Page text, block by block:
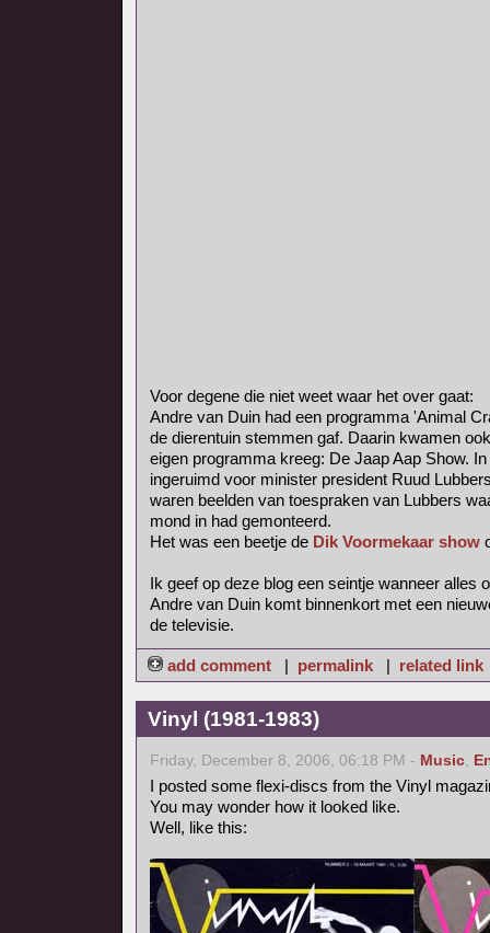
Voor degene die niet weet waar het over gaat:
Andre van Duin had een programma 'Animal
de dierentuin stemmen gaf. Daarin kwamen
eigen programma kreeg: De Jaap Aap Show.
ingeruimd voor minister president Ruud
waren beelden van toespraken van Lubbers
mond in had gemonteerd.
Het was een beetje de Dik Voormekaar show
Ik geef op deze blog een seintje wanneer alles
Andre van Duin komt binnenkort met een
de televisie.
add comment | permalink| related link
Vinyl (1981-1983)
Friday, December 8, 2006, 06:18 PM - Music,
I posted some flexi-discs from the Vinyl
You may wonder how it looked like.
Well, like this: